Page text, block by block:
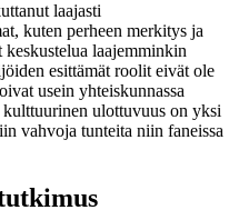
laajasti
kuten perheen merkitys ja
laajemminkin
esittämät roolit eivät ole
usein yhteiskunnassa
ulottuvuus on yksi
vahvoja tunteita niin faneissa